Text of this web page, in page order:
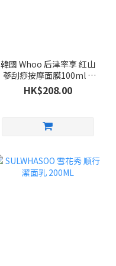
韓國 Whoo 后津率享 紅山
蔘刮痧按摩面膜100ml +
紫檀木刮痧按摩板 套裝
HK$208.00